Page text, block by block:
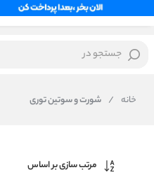
جستجو در
خانه / شورت و سوتین توری
مرتب سازی بر اساس